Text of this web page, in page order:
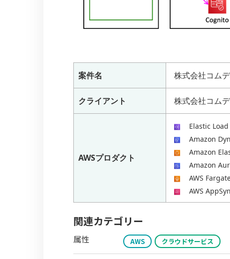
案件名 株式会社コム
クライアント 株式会社コム
AWSプロダクト
Elastic
Amazon
Amazon
Amazon
AWS
AWS
関連カテゴリー
属性 AWS クラウドサービス